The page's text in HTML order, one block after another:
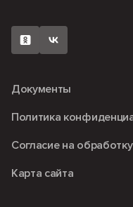
«Fors» (ФОРС)
Коммерция
Наличный расчет
Новости
Документы
Политика
Согласие на
Карта сайта